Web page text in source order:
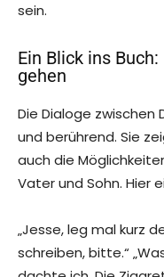
sein.
Ein Blick ins
gehen
Die Dialoge zwischen
und berührend. Sie
auch die
Vater und Sohn. Hier
„Jesse, leg mal kurz
schreiben, bitte.“